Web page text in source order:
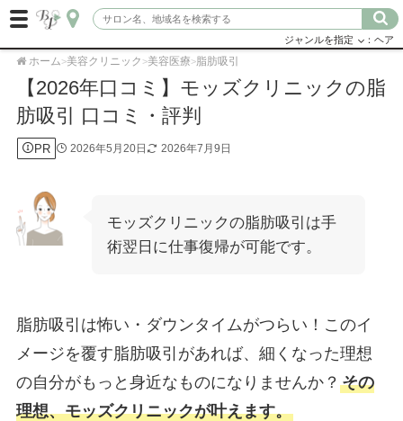
ジャンルを指定 ：ヘア
ホーム>美容クリニック >美容医療>脂肪吸引
【2026年口コミ】モッズクリニックの脂
肪吸引 口コミ・評判
PR 2026年5月20日 2026年7月9日
モッズクリニックの脂肪吸引は手
術翌日に仕事復帰が可能です。
脂肪吸引は怖い・ダウンタイムがつらい！このイ
メージを覆す脂肪吸引があれば、細くなった理想
の自分がもっと身近なものになりませんか？ その
理想、モッズクリニックが叶えます。